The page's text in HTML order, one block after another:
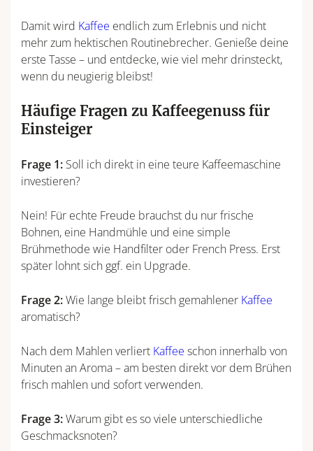
Damit wird Kaffee endlich zum Erlebnis und nicht
mehr zum hektischen Routinebrecher. Genieße deine
erste Tasse – und entdecke, wie viel mehr drinsteckt,
wenn du neugierig bleibst!
Häufige Fragen zu Kaffeegenuss für
Einsteiger
Frage 1: Soll ich direkt in eine teure Kaffeemaschine
investieren?
Nein! Für echte Freude brauchst du nur frische
Bohnen, eine Handmühle und eine simple
Brühmethode wie Handfilter oder French Press. Erst
später lohnt sich ggf. ein Upgrade.
Frage 2:Wie lange bleibt frisch gemahlener Kaffee
aromatisch?
Nach dem Mahlen verliert Kaffee schon innerhalb von
Minuten an Aroma – am besten direkt vor dem Brühen
frisch mahlen und sofort verwenden.
Frage 3:Warum gibt es so viele unterschiedliche
Geschmacksnoten?